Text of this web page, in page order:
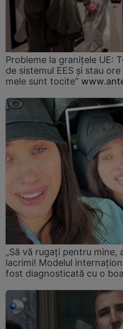
Probleme la granițele UE:
de sistemul EES și stau
mele sunt tocite”
„Să vă rugați pentru mine,
lacrimi! Modelul
fost diagnosticată cu o